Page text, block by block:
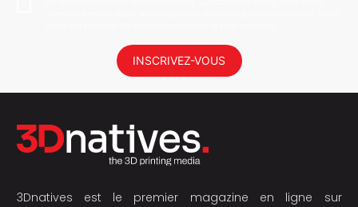
INSCRIVEZ-VOUS
3Dnatives est le premier magazine en ligne sur